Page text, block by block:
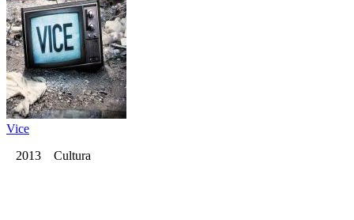
Vice
2013 Cultura